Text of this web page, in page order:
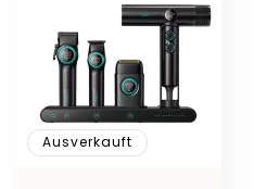
Ausverkauft